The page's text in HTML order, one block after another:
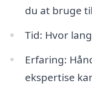
du at bruge
Tid: Hvor
Erfaring:
ekspertise